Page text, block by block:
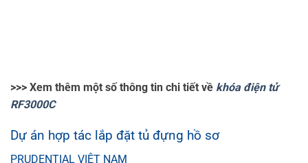
>>> Xem thêm một số thông tin chi tiết về khóa điện tử
RF3000C
Dự án hợp tác lắp đặt tủ đựng hồ sơ
PRUDENTIAL VIỆT NAM